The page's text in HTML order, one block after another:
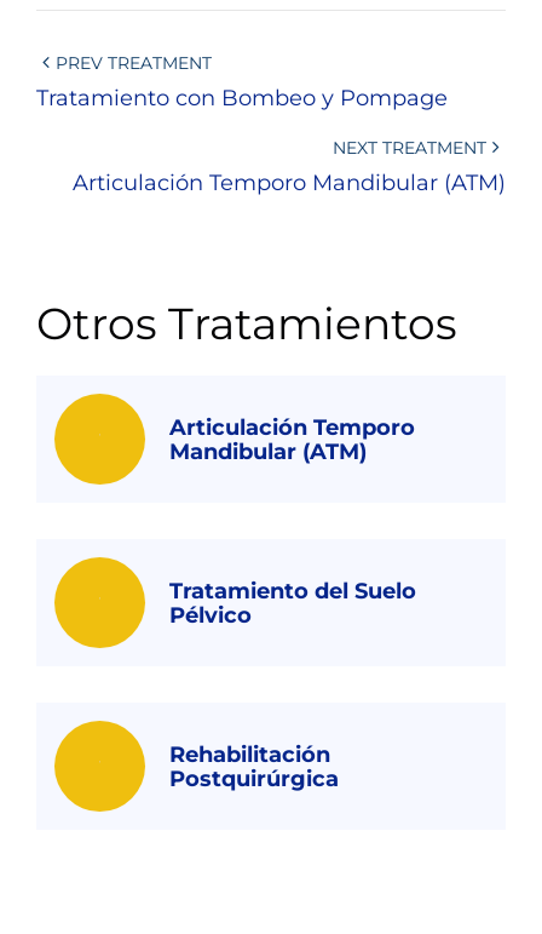
PREV TREATMENT
Tratamiento con Bombeo y Pompage
NEXT TREATMENT
Articulación Temporo Mandibular (ATM)
Otros Tratamientos
Articulación Temporo
Mandibular (ATM)
Tratamiento del Suelo
Pélvico
Rehabilitación
Postquirúrgica